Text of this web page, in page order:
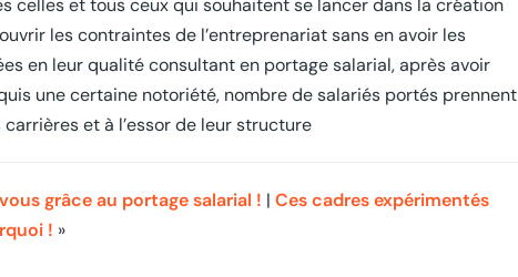
celles et tous ceux qui souhaitent se lancer dans la création
les contraintes de l’entreprenariat sans en avoir les
en leur qualité consultant en portage salarial, après avoir
une certaine notoriété, nombre de salariés portés prennent
et à l’essor de leur structure
grâce au portage salarial ! | Ces cadres expérimentés
! »